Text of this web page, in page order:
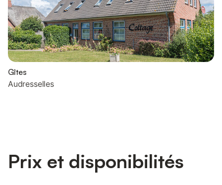
Gîtes
Audresselles
Prix et disponibilités